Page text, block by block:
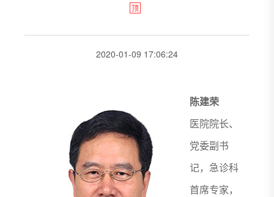
顶
2020-01-09 17:06:24
陈建荣
医院院长、
党委副书
记，急诊科
首席专家，